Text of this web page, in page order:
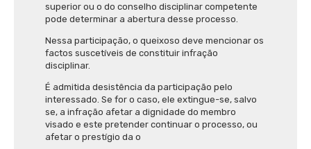
superior ou o do conselho disciplinar competente
pode determinar a abertura desse processo.
Nessa participação, o queixoso deve mencionar os
factos suscetíveis de constituir infração
disciplinar.
É admitida desistência da participação pelo
interessado. Se for o caso, ele extingue-se, salvo
se, a infração afetar a dignidade do membro
visado e este pretender continuar o processo, ou
afetar o prestígio da o